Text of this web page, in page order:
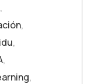
,
,
,
,
,